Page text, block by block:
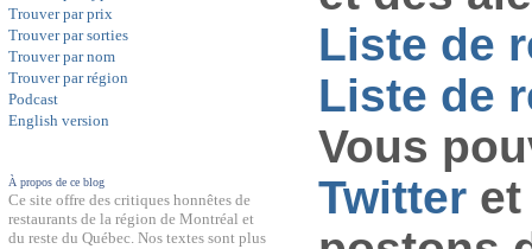
Trouver par prix
Trouver par sorties
Trouver par nom
Trouver par région
Podcast
English version
À propos de ce blog
Ce site offre des critiques honnêtes de
restaurants de la région de Montréal et
du reste du Québec. Nos textes sont plus
Liste de
Liste de
Vous
Twitter